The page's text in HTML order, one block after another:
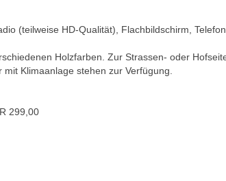
(teilweise HD-Qualität), Flachbildschirm,
Holzfarben. Zur Strassen- oder
Klimaanlage stehen zur Verfügung.
299,00